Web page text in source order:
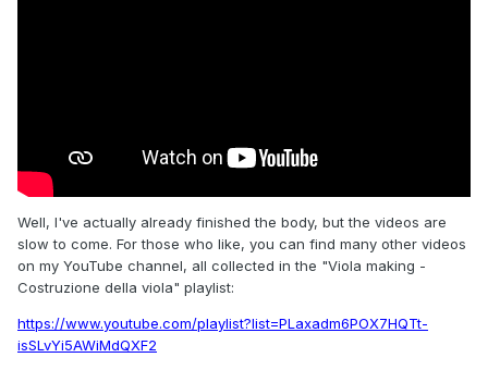
Well, I've actually already finished the body, but the videos are
slow to come. For those who like, you can find many other videos
on my YouTube channel, all collected in the "Viola making -
Costruzione della viola" playlist:
https://www.youtube.com/playlist?list=PLaxadm6POX7HQTt-
isSLvYi5AWiMdQXF2